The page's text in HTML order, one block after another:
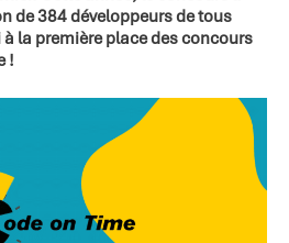
de 384 développeurs de tous
la première place des concours
!